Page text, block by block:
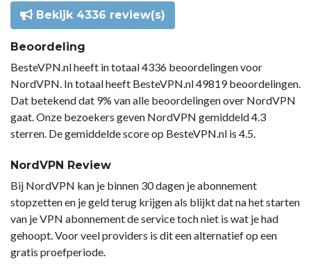
Bekijk 4336 review(s)
Beoordeling
BesteVPN.nl heeft in totaal 4336 beoordelingen voor
NordVPN. In totaal heeft BesteVPN.nl 49819 beoordelingen.
Dat betekend dat 9% van alle beoordelingen over NordVPN
gaat. Onze bezoekers geven NordVPN gemiddeld 4.3
sterren. De gemiddelde score op BesteVPN.nl is 4.5.
NordVPN Review
Bij NordVPN kan je binnen 30 dagen je abonnement
stopzetten en je geld terug krijgen als blijkt dat na het starten
van je VPN abonnement de service toch niet is wat je had
gehoopt. Voor veel providers is dit een alternatief op een
gratis proefperiode.